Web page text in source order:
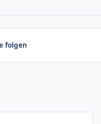
folgen